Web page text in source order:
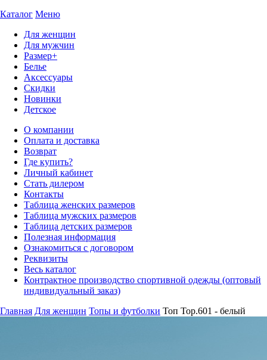
Каталог Меню
Для женщин
Для мужчин
Размер+
Белье
Аксессуары
Скидки
Новинки
Детское
О компании
Оплата и доставка
Возврат
Где купить?
Личный кабинет
Стать дилером
Контакты
Таблица женских размеров
Таблица мужских размеров
Таблица детских размеров
Полезная информация
Ознакомиться с договором
Реквизиты
Весь каталог
Контрактное производство спортивной одежды (оптовый
индивидуальный заказ)
Главная Для женщин Топы и футболки Топ Top.601 - белый